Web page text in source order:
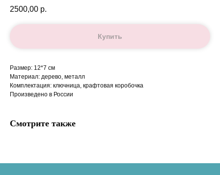
2500,00 р.
Купить
Размер: 12*7 см
Материал: дерево, металл
Комплектация: ключница, крафтовая коробочка
Произведено в России
Смотрите также